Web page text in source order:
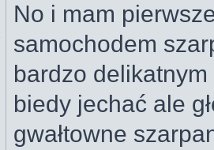
No i mam
samochodem
bardzo delikatnym
biedy jechać ale
gwałtowne